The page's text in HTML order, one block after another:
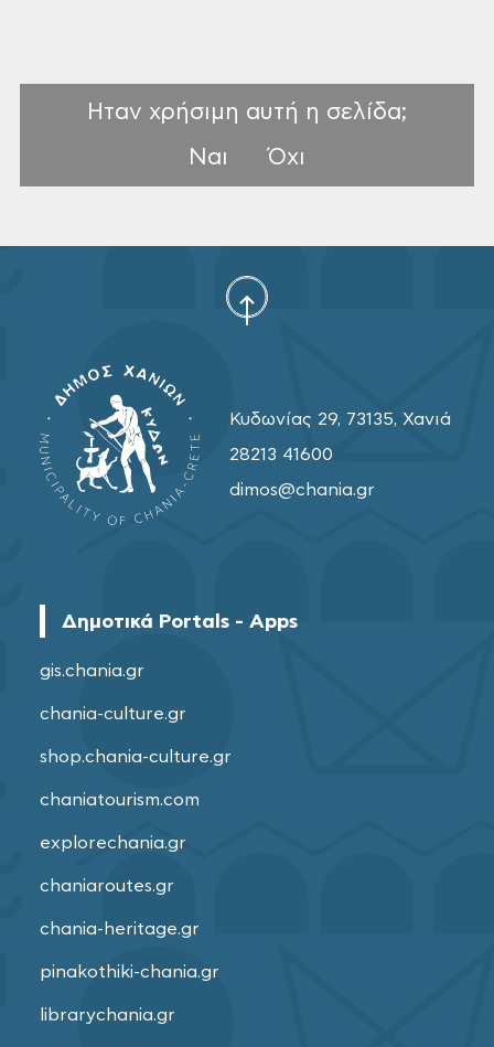
Ηταν χρήσιμη αυτή η σελίδα;
Ναι
Όχι
Κυδωνίας 29, 73135, Χανιά
28213 41600
dimos@chania.gr
Δημοτικά Portals - Apps
gis.chania.gr
chania-culture.gr
shop.chania-culture.gr
chaniatourism.com
explorechania.gr
chaniaroutes.gr
chania-heritage.gr
pinakothiki-chania.gr
librarychania.gr